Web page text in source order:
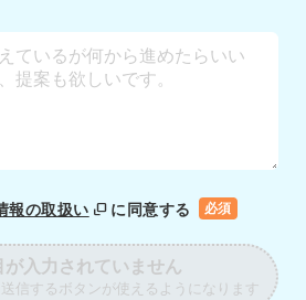
報の取扱い に同意する 必須
が入力されていません
信するボタンが使えるようになります